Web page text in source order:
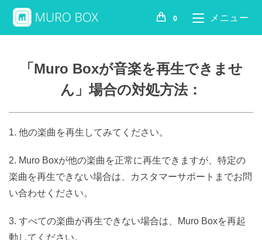
0 メニュー
「Muro Boxが音楽を再生できませ
ん」場合の対処方法：
1. 他の楽曲を再生してみてください。
2. Muro Boxが他の楽曲を正常に再生できますが、特定の
楽曲を再生できない場合は、カスタマーサポートまでお問
い合わせください。
3. すべての楽曲が再生できない場合は、Muro Boxを再起
動してください。